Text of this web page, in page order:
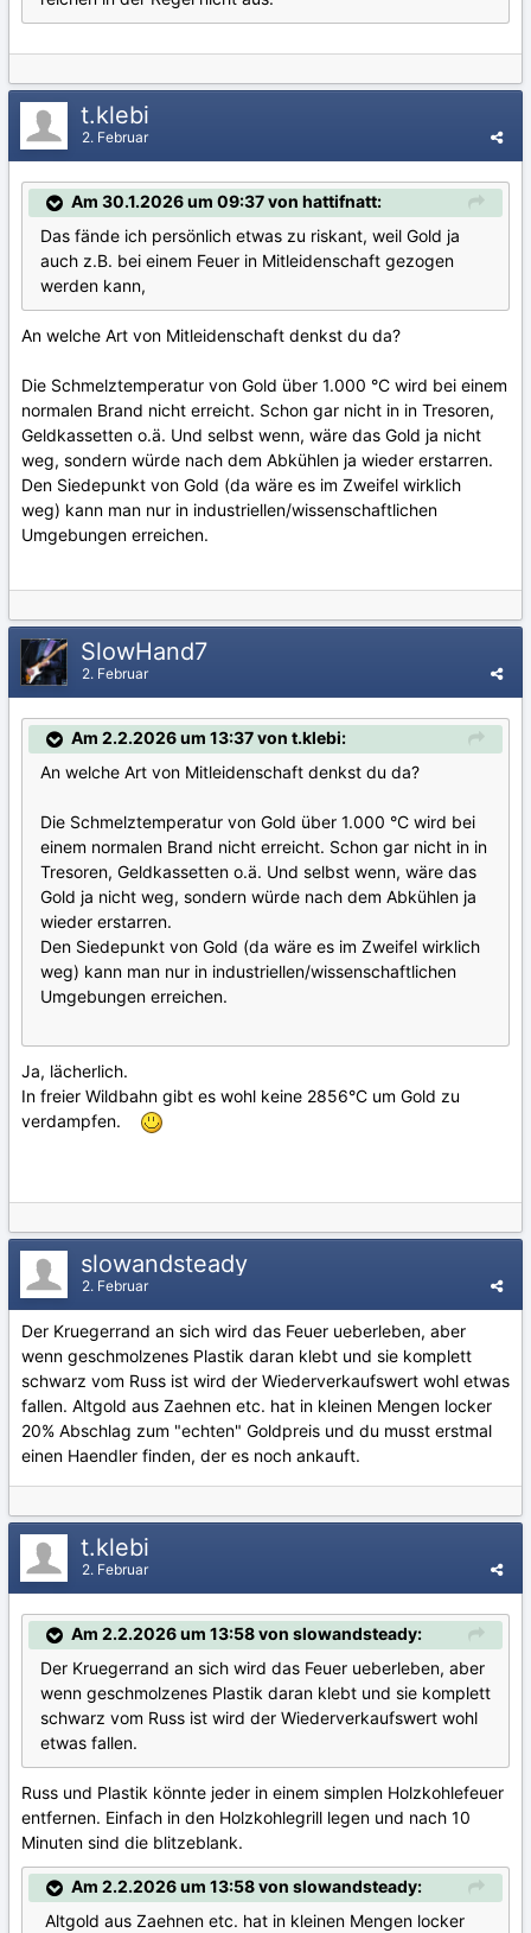
t.klebi
2. Februar
Am 30.1.2026 um 09:37 von hattifnatt:
Das fände ich persönlich etwas zu riskant, weil Gold ja
auch z.B. bei einem Feuer in Mitleidenschaft gezogen
werden kann,
An welche Art von Mitleidenschaft denkst du da?
Die Schmelztemperatur von Gold über 1.000 °C wird bei einem
normalen Brand nicht erreicht. Schon gar nicht in in Tresoren,
Geldkassetten o.ä. Und selbst wenn, wäre das Gold ja nicht
weg, sondern würde nach dem Abkühlen ja wieder erstarren.
Den Siedepunkt von Gold (da wäre es im Zweifel wirklich
weg) kann man nur in industriellen/wissenschaftlichen
Umgebungen erreichen.
SlowHand7
2. Februar
Am 2.2.2026 um 13:37 von t.klebi:
An welche Art von Mitleidenschaft denkst du da?
Die Schmelztemperatur von Gold über 1.000 °C wird bei
einem normalen Brand nicht erreicht. Schon gar nicht in in
Tresoren, Geldkassetten o.ä. Und selbst wenn, wäre das
Gold ja nicht weg, sondern würde nach dem Abkühlen ja
wieder erstarren.
Den Siedepunkt von Gold (da wäre es im Zweifel wirklich
weg) kann man nur in industriellen/wissenschaftlichen
Umgebungen erreichen.
Ja, lächerlich.
In freier Wildbahn gibt es wohl keine 2856°C um Gold zu
verdampfen.
slowandsteady
2. Februar
Der Kruegerrand an sich wird das Feuer ueberleben, aber
wenn geschmolzenes Plastik daran klebt und sie komplett
schwarz vom Russ ist wird der Wiederverkaufswert wohl etwas
fallen. Altgold aus Zaehnen etc. hat in kleinen Mengen locker
20% Abschlag zum "echten" Goldpreis und du musst erstmal
einen Haendler finden, der es noch ankauft.
t.klebi
2. Februar
Am 2.2.2026 um 13:58 von slowandsteady:
Der Kruegerrand an sich wird das Feuer ueberleben, aber
wenn geschmolzenes Plastik daran klebt und sie komplett
schwarz vom Russ ist wird der Wiederverkaufswert wohl
etwas fallen.
Russ und Plastik könnte jeder in einem simplen Holzkohlefeuer
entfernen. Einfach in den Holzkohlegrill legen und nach 10
Minuten sind die blitzeblank.
Am 2.2.2026 um 13:58 von slowandsteady:
Altgold aus Zaehnen etc. hat in kleinen Mengen locker